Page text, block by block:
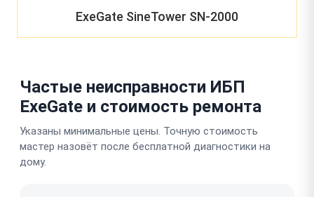
ExeGate SineTower SN-2000
Частые неисправности ИБП
ExeGate и стоимость ремонта
Указаны минимальные цены. Точную стоимость
мастер назовёт после бесплатной диагностики на
дому.